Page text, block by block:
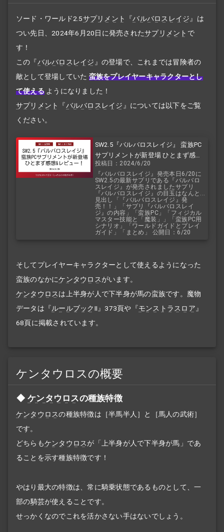
ソード・ワールド2.5サプリメント 『バルバロスレイジ』は
つい先日、2024年6月20日に発売されたサプリメント で
す！
この『バルバロスレイジ 』の登場で、これまでは冒険者の
敵として登場していた 蛮族をプレイヤーキャラクターとし
て使える ようになりました！
サプリメント
『バルバロスレイジ 』については以下をご覧
ください。
SW2.5『バルバロスレイジ』 蛮族PC
サプリメントが新登場 ひとまず感想
&レビュー！
投稿日：2024/6/20
『バルバロスレイジ』発売本日6/20に
SW2.5の最新サプリである『バルバロ
スレイジ』が発売されましたサプリ
『バルバロスレイジ』の目玉はなんと...
見出し「『バルバロスレイジ』発
売！！」「サプリ『バルバロスレイ
ジ』の内容」「蛮族PC」「フィジカル
マスター技能と「魔装」」「蛮族PC用
シナリオ」「ワールドガイドとプレイ
ガイド」「まとめ」 公開日：6/20
そしてプレイヤーキャラクターとして使えるようになった
蛮族のなかにケンタウロスがいます。
ケンタウロスは上半身が人で下半身が馬の蛮族です。魔物
データは『ルールブックII』373頁や『モンストラスロア』
68頁に掲載されています。
ケンタウロスの概要
ケンタウロスの種族特徴
ケンタウロスの種族特徴は［半馬半人］と［馬人の武術］
です。
どちらもケンタウロスが「上半身が人で下半身が馬」であ
ることを示す種族特徴です！
やはり最大の特徴は、常に騎乗状態であるものとして、一
部の騎芸が使えることです。
せっかくなのでこれを活かさない手はないでしょう。